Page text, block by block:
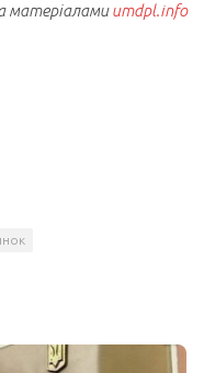
матеріаламиumdpl.info